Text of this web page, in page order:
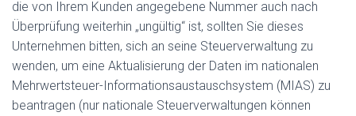
die von Ihrem Kunden angegebene Nummer auch nach
Überprüfung weiterhin „ungültig“ ist, sollten Sie dieses
Unternehmen bitten, sich an seine Steuerverwaltung zu
wenden, um eine Aktualisierung der Daten im nationalen
Mehrwertsteuer-Informationsaustauschsystem (MIAS) zu
beantragen (nur nationale Steuerverwaltungen können